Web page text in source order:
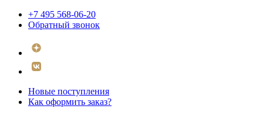
+7 495 568-06-20
Обратный звонок
Новые поступления
Как оформить заказ?